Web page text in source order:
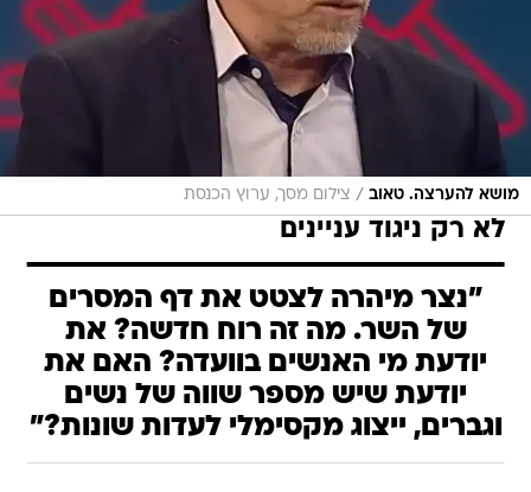
מושא להערצה. טאוב / צילום מסך, ערוץ הכנסת
לא רק ניגוד עניינים
"נצר מיהרה לצטט את דף המסרים
של השר. מה זה רוח חדשה? את
יודעת מי האנשים בוועדה? האם את
יודעת שיש מספר שווה של נשים
וגברים, ייצוג מקסימלי לעדות שונות?"